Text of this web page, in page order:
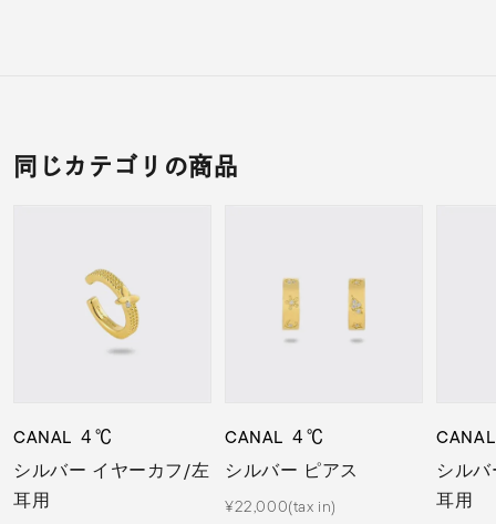
同じカテゴリの商品
CANAL ４℃
シルバー イヤーカフ/左
耳用
CANAL ４℃
シルバー ピアス
¥22,000(tax in)
シル
耳用